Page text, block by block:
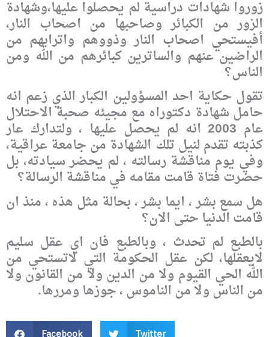
زوروا شهادات دراسية لم يحصلوا عليها،وشهادة
الزور من الكبائر وصاحبها من اصحاب النار،
أفيستحي اصحاب النار وذووهم واترابهم من
الراضين عنهم والساترين كبائرهم من الله ومن
الناس؟
تقول حكاية احد المسؤولين الكبار الذي زعم انه
حامل شهادة دكتوراه مع مجيئه صحبة الاحتلال
عام 2003 انه لم يحصل عليها ، ولتدارك عار
كذبته تقدم لنيل تلك الشهادة من جامعة عراقية،
وفي يوم مناقشة رسالته ، لم يحضر سيادته، بل
حضرت فتاة قامت مقامه في مناقشة الرسالة؟
هل سمع بشر ، ايما بشر ، بحالة مثل هذه ، منذ ان
قامت الدنيا حتى الان؟
بالطبع لم تحدث ، وبالطبع فان اي عقل سليم
لايعقلها، لكن عقل الحكومة التي لاتستحي من
الله الحي القيوم ولا من الدين ولا من القانون ولا
من الناس ولا من الناموس ، جوزها ومررها.
Facebook Twitter